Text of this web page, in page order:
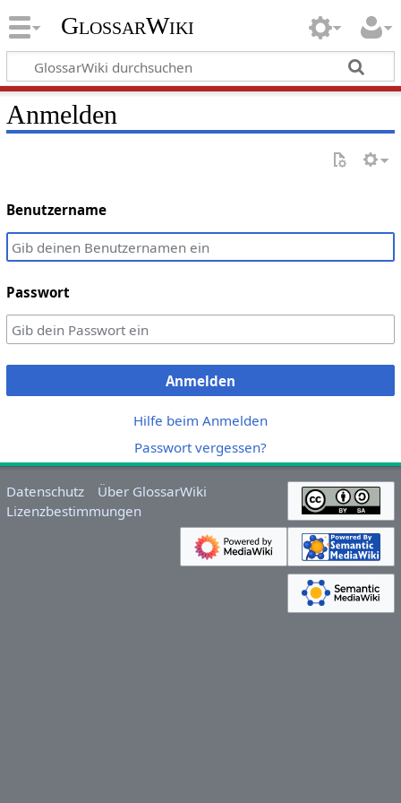
GlossarWiki
Anmelden
Benutzername
Passwort
Anmelden
Hilfe beim Anmelden
Passwort vergessen?
Datenschutz
Über GlossarWiki
Lizenzbestimmungen